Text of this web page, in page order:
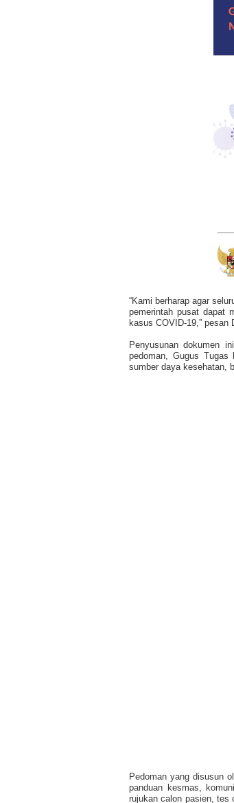
“Kami berharap agar
pemerintah pusat dapat
kasus COVID-19,” pesan
Penyusunan dokumen
pedoman, Gugus Tugas
sumber daya kesehatan,
Pedoman yang disusun
panduan kesmas,
rujukan calon pasien, tes